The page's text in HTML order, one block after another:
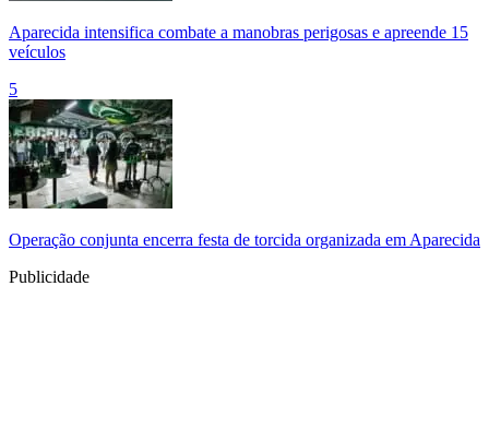
Aparecida intensifica combate a manobras perigosas e apreende 15
veículos
5
Operação conjunta encerra festa de torcida organizada em Aparecida
Publicidade